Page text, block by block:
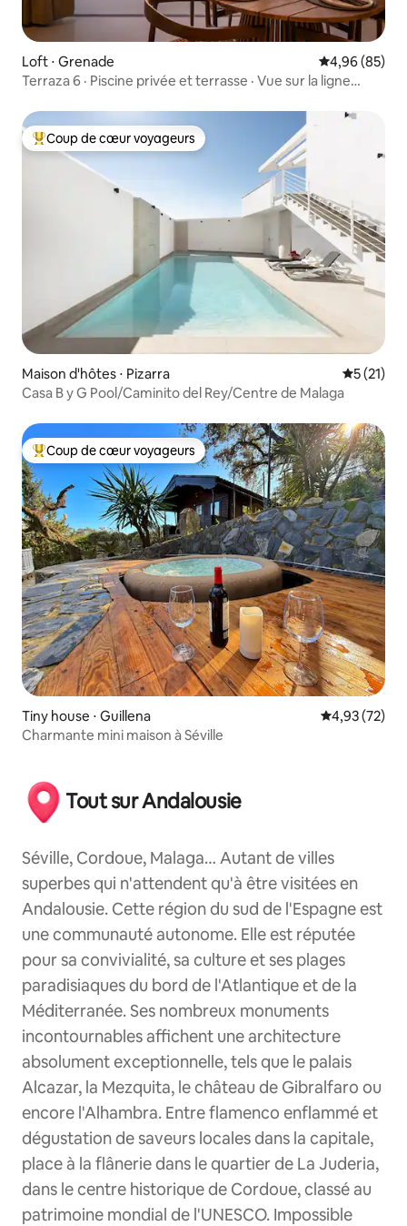
Loft ⋅ Grenade Évaluation
4,96 (85)
Terraza 6 · Piscine privée et terrasse · Vue sur la ligne
Coups de cœur voyageurs les plus appréciés
Coup de cœur voyageurs
Maison d'hôtes ⋅ Pizarra
5 (21)
Casa B y G Pool/Caminito del Rey/Centre de Malaga
Coups de cœur voyageurs les plus appréciés
Coup de cœur voyageurs
Tiny house ⋅ Guillena Évaluation
4,93 (72)
Charmante mini maison à Séville
Tout sur Andalousie
Séville, Cordoue, Malaga… Autant de villes
superbes qui n'attendent qu'à être visitées en
Andalousie. Cette région du sud de l'Espagne est
une communauté autonome. Elle est réputée
pour sa convivialité, sa culture et ses plages
paradisiaques du bord de l'Atlantique et de la
Méditerranée. Ses nombreux monuments
incontournables affichent une architecture
absolument exceptionnelle, tels que le palais
Alcazar, la Mezquita, le château de Gibralfaro ou
encore l'Alhambra. Entre flamenco enflammé et
dégustation de saveurs locales dans la capitale,
place à la flânerie dans le quartier de La Juderia,
dans le centre historique de Cordoue, classé au
patrimoine mondial de l'UNESCO. Impossible